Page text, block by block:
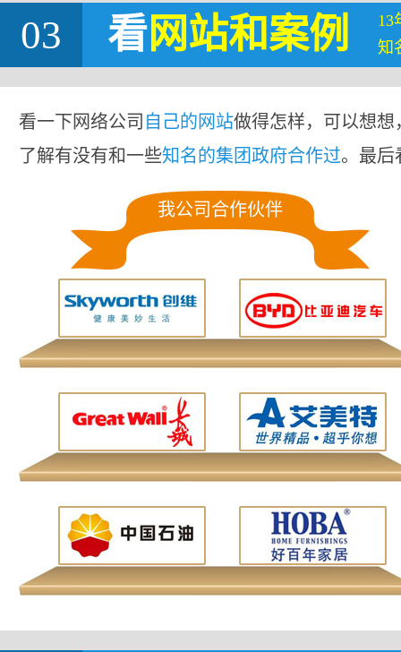
03 看网站和案例
13
知
看一下网络公司 自己的网站做得怎样，可以想
了解有没有和一些知名的集团政府合作过。最后
我公司合作伙伴